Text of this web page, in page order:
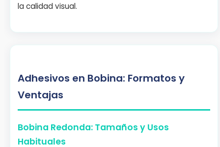
la calidad visual.
Adhesivos en Bobina: Formatos y
Ventajas
Bobina Redonda: Tamaños y Usos
Habituales